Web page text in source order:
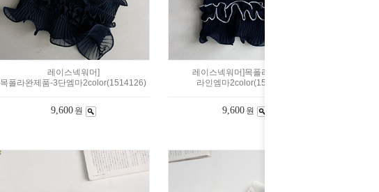
레이스넥워머]
목폴라완제품-3단엠마2color(1514126)
9,600 원
레이스넥워머]목폴라완제품-
라인엠마2color(1513883)
9,600 원